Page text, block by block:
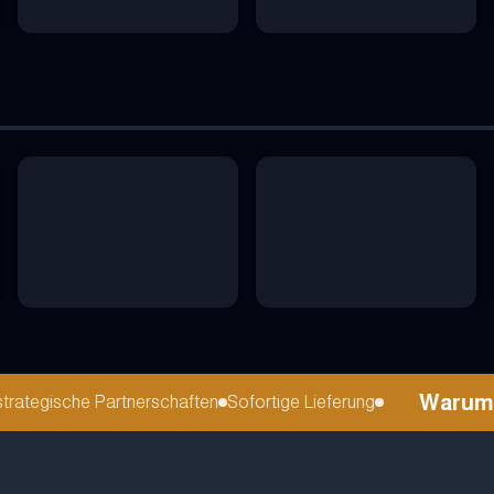
Partnerschaften Sofortige Lieferung Warum